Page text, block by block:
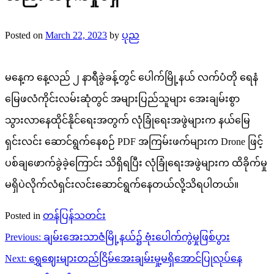
Posted on March 22, 2023 by ပုည
မနေ့က နေ့လည် ၂ နာရီခွဲခန့်တွင် ပေါက်မြို့နယ် လက်ပံတို ရေနံ
မြေဖလံကိုင်းလမ်းဆုံတွင် အများပြည်သူများ အေးချမ်းစွာ
သွားလာနေထိုင်နိုင်ရေးအတွက် လုံခြုံရေးအဖွဲများက နယ်မြေ
ရှင်းလင်း ဆောင်ရွက်နေစဉ် PDF အကြမ်းဖက်များက Drone ဖြင့်
ပစ်ချဖောက်ခွဲခဲ့ကြောင်း သိရှိရပြီး လုံခြုံရေးအဖွဲများက ထိခိုက်မှု
မရှိပဲလိုက်လံရှင်းလင်းဆောင်ရွက်နေတယ်လို့သိရပါတယ်။
Posted in တန်ပြန်သတင်း
Post
navigation
Previous: ချမ်းအေးသာဇံမြို့နယ်၌ ဗုံးပေါက်ကွဲမှုဖြစ်ပွား
Next: ရွှေဈေးများတည်ငြိမ်အေးချမ်းမှု့မရှိအောင်ပြုလုပ်နေ